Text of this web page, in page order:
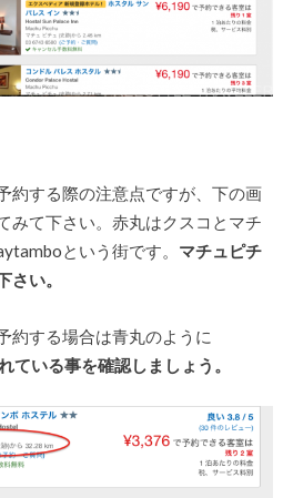
約する際の注意点ですが、下の画
みて下さい。赤丸はクスコとマチ
という街です。 マチュピチ
さい。
約する場合は青丸のように
ている事を確認しましょう。